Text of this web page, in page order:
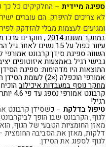
ספיגה מיידית – החלקיקים כל
לא צריכים להיפרק. הם עוברים
ומגיעים לעצמות מבלי להזדקק
במחקר משנת 2014
, חוקרים ערכו
עיוור כפול על 15 נשים
השווה ספיגת סידן קרבונט אמורפי
גבישי רגיל באמצעות איזוטופים
התוצאות היו מדהימות: ספיגת
אמורפי הוכפלה (×2) לעומת הסידן הגבישי הרגיל!
מחקר נוסף במעבדות איכילוב
קרבונט
רגיל!
טיפול בדלקת – כשסידן קרבונט
לגוף, הקרבונט שבו הופך
מאזן החומציות הטבעי של הגוף,
דלקות, מאזן את הסביבה
לגוף לספוג את הסידן.